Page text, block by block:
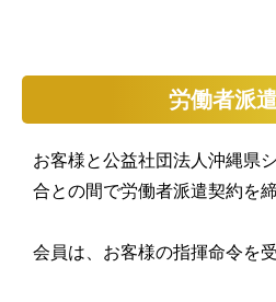
労働者派
お客様と公益社団法人沖縄県
合との間で労働者派遣契約を
会員は、お客様の指揮命令を